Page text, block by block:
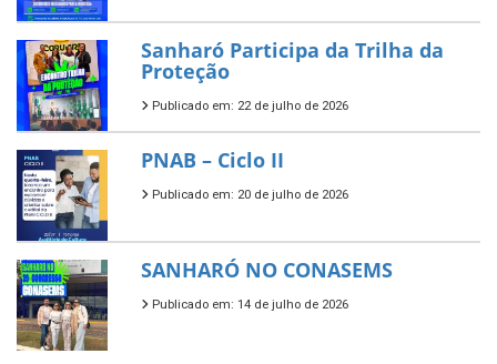
Sanharó Participa da Trilha da
Proteção
Publicado em: 22 de julho de 2026
PNAB – Ciclo II
Publicado em: 20 de julho de 2026
SANHARÓ NO CONASEMS
Publicado em: 14 de julho de 2026